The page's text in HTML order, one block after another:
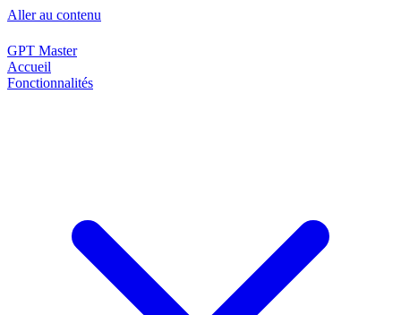
Aller au contenu
GPT Master
Accueil
Fonctionnalités